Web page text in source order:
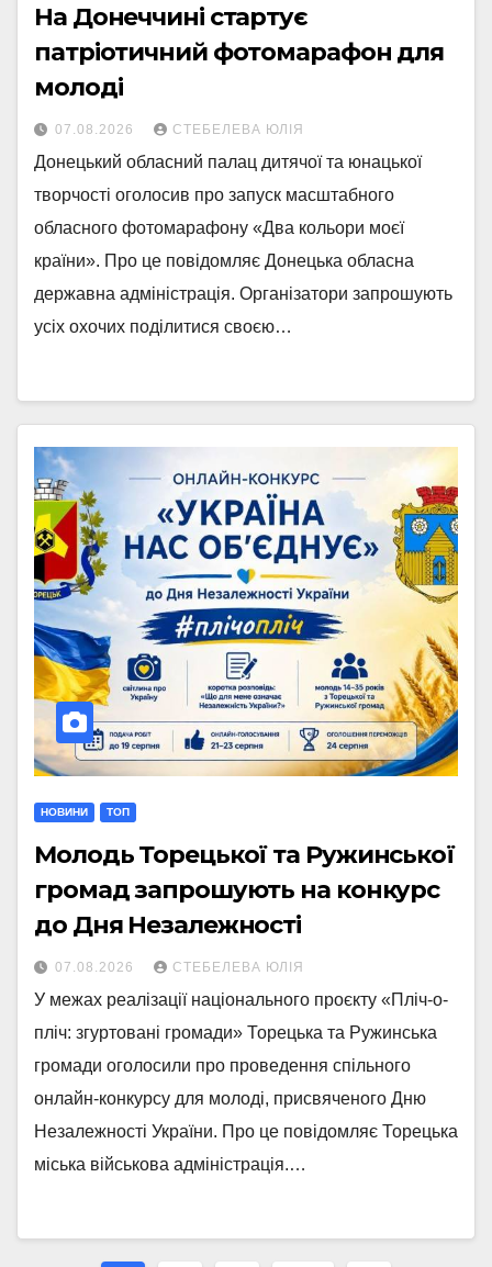
На Донеччині стартує
патріотичний фотомарафон для
молоді
07.08.2026 СТЕБЕЛЕВА ЮЛІЯ
Донецький обласний палац дитячої та юнацької
творчості оголосив про запуск масштабного
обласного фотомарафону «Два кольори моєї
країни». Про це повідомляє Донецька обласна
державна адміністрація. Організатори запрошують
усіх охочих поділитися своєю…
НОВИНИ ТОП
Молодь Торецької та Ружинської
громад запрошують на конкурс
до Дня Незалежності
07.08.2026 СТЕБЕЛЕВА ЮЛІЯ
У межах реалізації національного проєкту «Пліч-о-
пліч: згуртовані громади» Торецька та Ружинська
громади оголосили про проведення спільного
онлайн-конкурсу для молоді, присвяченого Дню
Незалежності України. Про це повідомляє Торецька
міська військова адміністрація.…